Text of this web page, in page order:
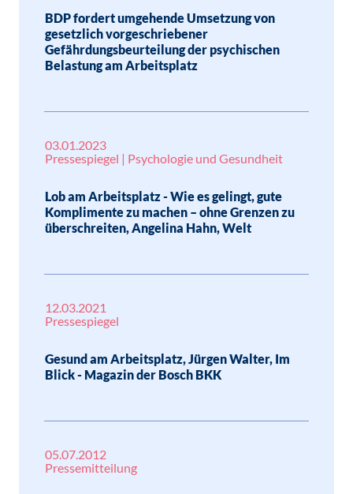
BDP fordert umgehende Umsetzung von
gesetzlich vorgeschriebener
Gefährdungsbeurteilung der psychischen
Belastung am Arbeitsplatz
03.01.2023
Pressespiegel | Psychologie und Gesundheit
Lob am Arbeitsplatz - Wie es gelingt, gute
Komplimente zu machen – ohne Grenzen zu
überschreiten, Angelina Hahn, Welt
12.03.2021
Pressespiegel
Gesund am Arbeitsplatz, Jürgen Walter, Im
Blick - Magazin der Bosch BKK
05.07.2012
Pressemitteilung